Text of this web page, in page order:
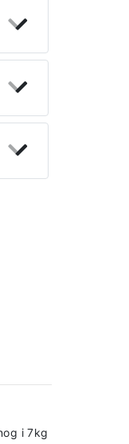
i 7kg